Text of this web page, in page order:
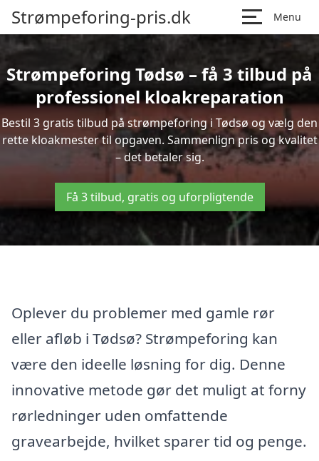
Strømpeforing-pris.dk Menu
Strømpeforing Tødsø – få 3 tilbud på
professionel kloakreparation
Bestil 3 gratis tilbud på strømpeforing i Tødsø og vælg den
rette kloakmester til opgaven. Sammenlign pris og kvalitet
– det betaler sig.
Få 3 tilbud, gratis og uforpligtende
Oplever du problemer med gamle rør
eller afløb i Tødsø? Strømpeforing kan
være den ideelle løsning for dig. Denne
innovative metode gør det muligt at forny
rørledninger uden omfattende
gravearbejde, hvilket sparer tid og penge.